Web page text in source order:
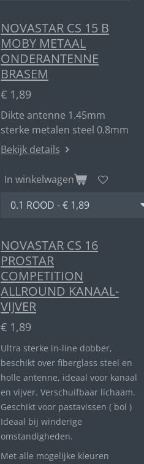
NOVASTAR CS 15 B
MOBY METAAL
ONDERANTENNE
BRASEM
€ 1,89
Dikte antenne 1.45mm
sterke metalen steel 0.8mm
Bekijk details
In winkelwagen
NOVASTAR CS 16
PROSTAR
COMPETITION
ALLROUND KANAAL-
VIJVER
€ 1,89
Ultra sterke in-line dobber,
beschikt over fiberglass steel en
holle antenne, ideaal voor kanaal
en vijver. Verschuifbaar lichaam.
Geschikt voor pastavissen ( bol )
Ideaal bij winderige
omstandigheden.
Met alle mogelijke kleuren